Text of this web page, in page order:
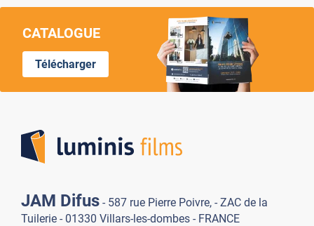
CATALOGUE
Télécharger
JAM Difus - 587 rue Pierre Poivre, - ZAC de la
Tuilerie - 01330 Villars-les-dombes - FRANCE